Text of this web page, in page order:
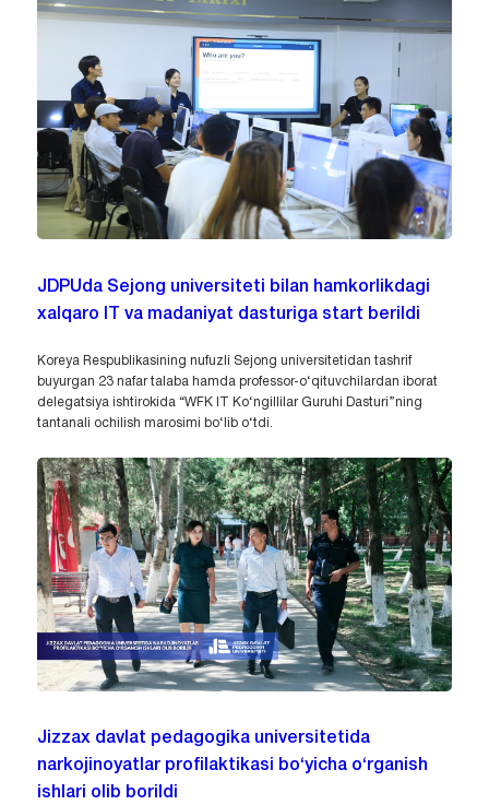
JDPUda Sejong universiteti bilan hamkorlikdagi
xalqaro IT va madaniyat dasturiga start berildi
Koreya Respublikasining nufuzli Sejong universitetidan tashrif
buyurgan 23 nafar talaba hamda professor-o‘qituvchilardan iborat
delegatsiya ishtirokida “WFK IT Ko‘ngillilar Guruhi Dasturi”ning
tantanali ochilish marosimi bo‘lib o‘tdi.
Jizzax davlat pedagogika universitetida
narkojinoyatlar profilaktikasi bo‘yicha o‘rganish
ishlari olib borildi